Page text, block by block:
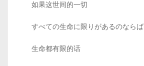
如果这世间的一切
すべての生命に限りがあるのならば
生命都有限的话